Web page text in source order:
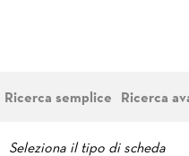
Ricerca semplice Ricerca
Seleziona il tipo di scheda